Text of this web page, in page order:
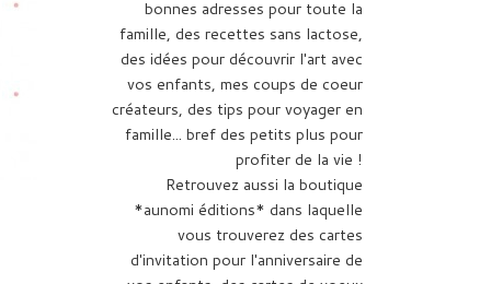
bonnes adresses pour toute la
famille, des recettes sans lactose,
des idées pour découvrir l'art avec
vos enfants, mes coups de coeur
créateurs, des tips pour voyager en
famille... bref des petits plus pour
profiter de la vie !
Retrouvez aussi la boutique
*aunomi éditions* dans laquelle
vous trouverez des cartes
d'invitation pour l'anniversaire de